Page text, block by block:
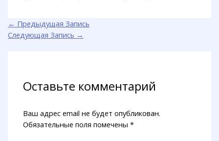
← Предыдущая Запись
Следующая Запись →
Оставьте комментарий
Ваш адрес email не будет опубликован.
Обязательные поля помечены*